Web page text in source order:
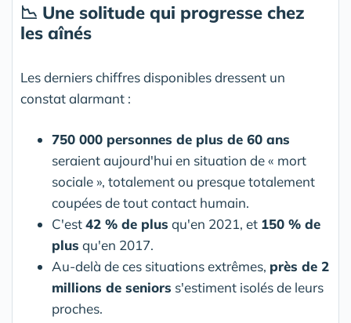
📉 Une solitude qui progresse chez
les aînés
Les derniers chiffres disponibles dressent un
constat alarmant :
750 000 personnes de plus de 60 ans
seraient aujourd'hui en situation de « mort
sociale », totalement ou presque totalement
coupées de tout contact humain.
C'est42 % de plus qu'en 2021, et 150 % de
plus qu'en 2017.
Au-delà de ces situations extrêmes, près de 2
millions de seniors s'estiment isolés de leurs
proches.